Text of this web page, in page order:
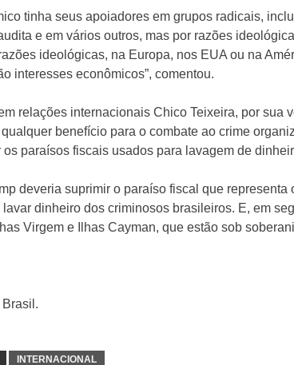
tinha seus apoiadores em grupos radicais,
e em vários outros, mas por razões
ideológicas, na Europa, nos EUA ou na
interesses econômicos”, comentou.
relações internacionais Chico Teixeira, por sua
benefício para o combate ao crime
os paraísos fiscais usados para lavagem de
deveria suprimir o paraíso fiscal que
lavar dinheiro dos criminosos brasileiros. E, em
Virgem e Ilhas Cayman, que estão sob
Brasil.
INTERNACIONAL